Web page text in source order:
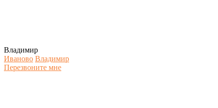
Владимир
Иваново Владимир
Перезвоните мне